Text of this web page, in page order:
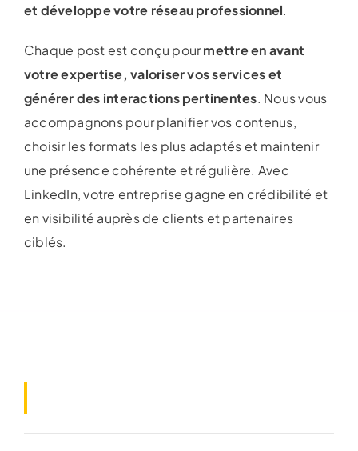
et développe votre réseau professionnel.
Chaque post est conçu pourmettre en avant
votre expertise, valoriser vos services et
générer des interactions pertinentes. Nous vous
accompagnons pour planifier vos contenus,
choisir les formats les plus adaptés et maintenir
une présence cohérente et régulière. Avec
LinkedIn, votre entreprise gagne en crédibilité et
en visibilité auprès de clients et partenaires
ciblés.